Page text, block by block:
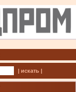
| искать |